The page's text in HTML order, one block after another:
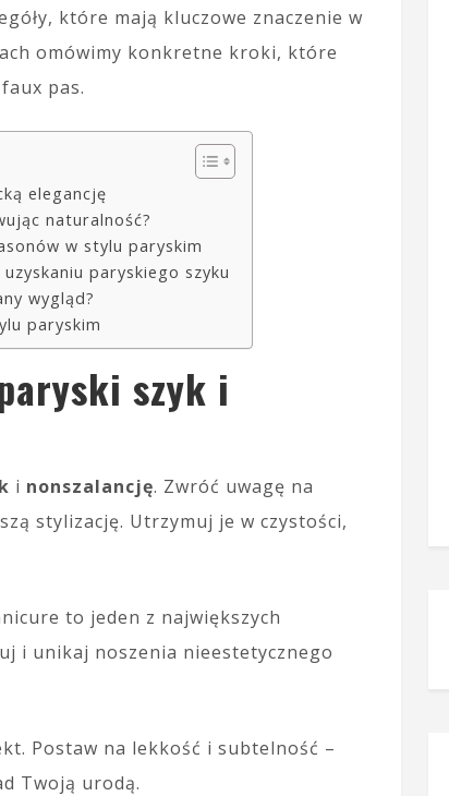
które mają kluczowe znaczenie w
omówimy konkretne kroki, które
pas.
elegancję
naturalność?
w stylu paryskim
paryskiego szyku
wygląd?
paryskim
szyk i
i nonszalancję. Zwróć uwagę na
stylizację. Utrzymuj je w czystości,
to jeden z największych
i unikaj noszenia nieestetycznego
Postaw na lekkość i subtelność –
Twoją urodą.